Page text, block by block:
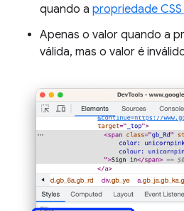
quando a propriedade CSS
Apenas o valor quando a
válida, mas o valor é